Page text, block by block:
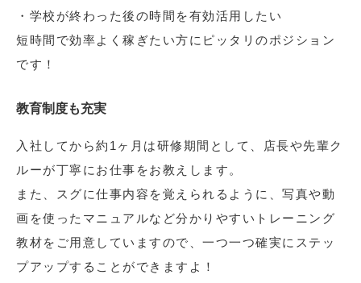
・学校が終わった後の時間を有効活用したい
短時間で効率よく稼ぎたい方にピッタリのポジション
です！
教育制度も充実
入社してから約1ヶ月は研修期間として、店長や先輩ク
ルーが丁寧にお仕事をお教えします。
また、スグに仕事内容を覚えられるように、写真や動
画を使ったマニュアルなど分かりやすいトレーニング
教材をご用意していますので、一つ一つ確実にステッ
プアップすることができますよ！